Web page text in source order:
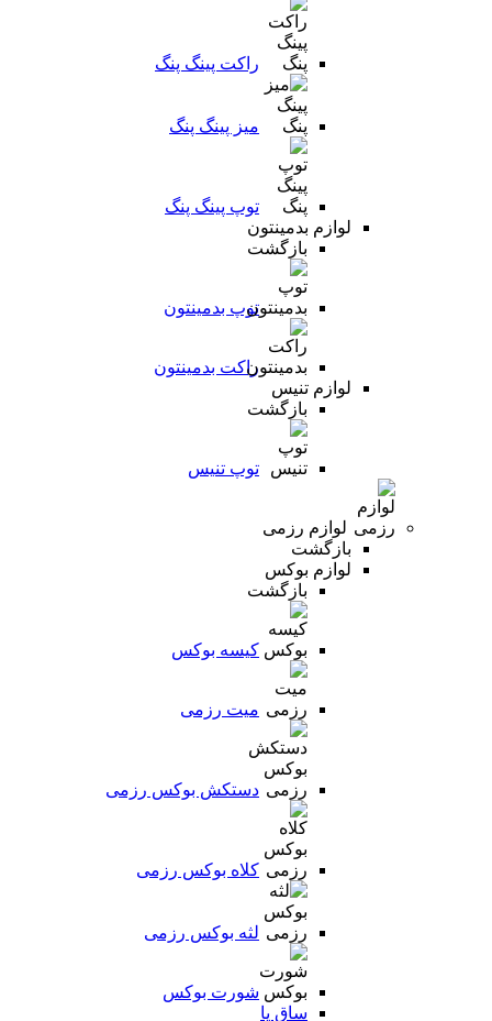
راکت پینگ پنگ
میز پینگ پنگ
توپ پینگ پنگ
لوازم بدمینتون
بازگشت
توپ بدمینتون
راکت بدمینتون
لوازم تنیس
بازگشت
توپ تنیس
لوازم رزمی
بازگشت
لوازم بوکس
بازگشت
کیسه بوکس
میت رزمی
دستکش بوکس رزمی
کلاه بوکس رزمی
لثه بوکس رزمی
شورت بوکس
ساق پا